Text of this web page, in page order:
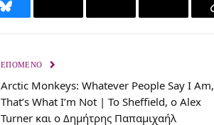
B
u
e
s
L
k
e
W
t
s
E
i
l
ΕΠΌΜΕΝΟ
Arctic Monkeys: Whatever People Say I Am,
That’s What I’m Not | To Sheffield, o Alex
Turner και ο Δημήτρης Παπαμιχαήλ